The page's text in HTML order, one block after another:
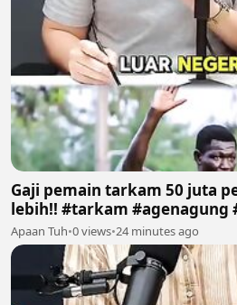
Gaji pemain tarkam 50 juta
lebih!! #tarkam #agenagung
#sepakbola #fyp
Apaan Tuh•0 views•24 minutes ago